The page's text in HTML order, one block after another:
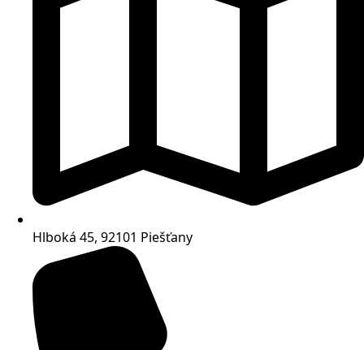
Hlboká 45, 92101 Piešťany